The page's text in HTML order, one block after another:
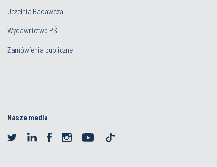
Uczelnia Badawcza
Wydawnictwo PŚ
Zamówienia publiczne
Nasze media